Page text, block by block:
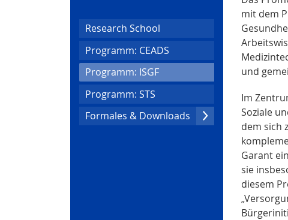
Research School
Programm: CEADS
Programm: ISGF(current)
Programm: STS
Formales & Downloads
mit dem
und
Im
Soziale
dem sich
Garant
sie
diesem